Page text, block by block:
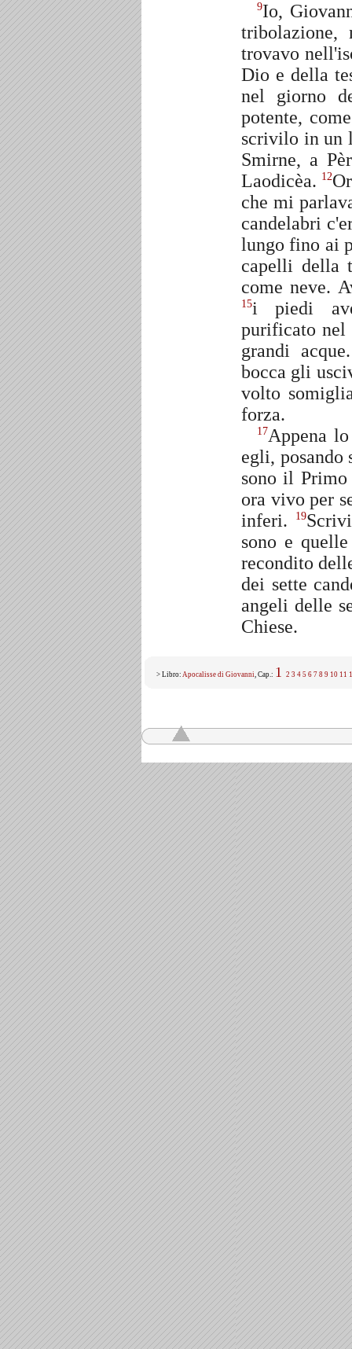
9Io,
trovavo
Dio e della
nel giorno
potente,
scrivilo in un
Smirne, a
Laodicèa. 12
che mi
candelabri
lungo fino ai
capelli della
come neve.
15i piedi
purificato nel
grandi
bocca gli
volto
forza.
17Appena
egli, posando
sono il
ora vivo per
inferi.
19
sono e
recondito
dei sette
angeli delle
Chiese.
> Libro: Apocalisse di Giovanni, Cap.: 1 2 3 4 5 6 7 8 9 10 11